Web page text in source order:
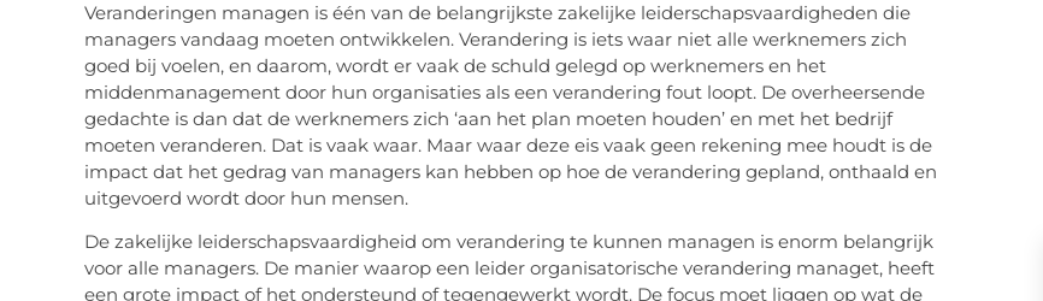
Veranderingen managen is één van de belangrijkste zakelijke leiderschapsvaardigheden die
managers vandaag moeten ontwikkelen. Verandering is iets waar niet alle werknemers zich
goed bij voelen, en daarom, wordt er vaak de schuld gelegd op werknemers en het
middenmanagement door hun organisaties als een verandering fout loopt. De overheersende
gedachte is dan dat de werknemers zich ‘aan het plan moeten houden’ en met het bedrijf
moeten veranderen. Dat is vaak waar. Maar waar deze eis vaak geen rekening mee houdt is de
impact dat het gedrag van managers kan hebben op hoe de verandering gepland, onthaald en
uitgevoerd wordt door hun mensen.
De zakelijke leiderschapsvaardigheid om verandering te kunnen managen is enorm belangrijk
voor alle managers. De manier waarop een leider organisatorische verandering managet, heeft
een grote impact of het ondersteund of tegengewerkt wordt. De focus moet liggen op wat de